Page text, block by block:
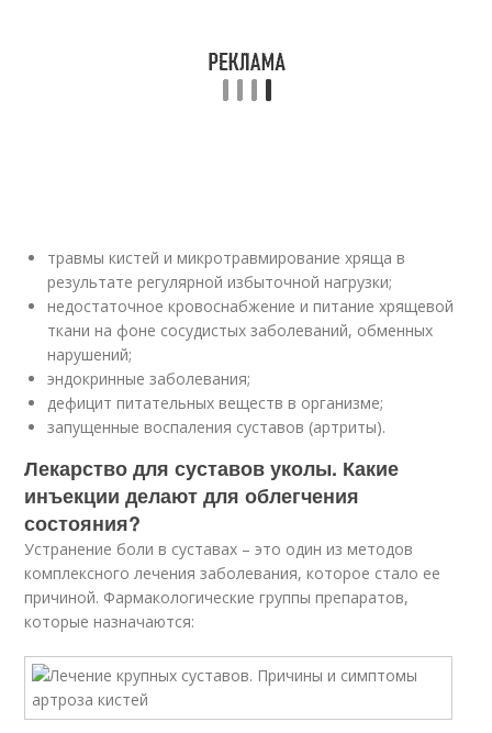
травмы кистей и микротравмирование хряща в
результате регулярной избыточной нагрузки;
недостаточное кровоснабжение и питание хрящевой
ткани на фоне сосудистых заболеваний, обменных
нарушений;
эндокринные заболевания;
дефицит питательных веществ в организме;
запущенные воспаления суставов (артриты).
Лекарство для суставов уколы. Какие
инъекции делают для облегчения
состояния?
Устранение боли в суставах – это один из методов
комплексного лечения заболевания, которое стало ее
причиной. Фармакологические группы препаратов,
которые назначаются: